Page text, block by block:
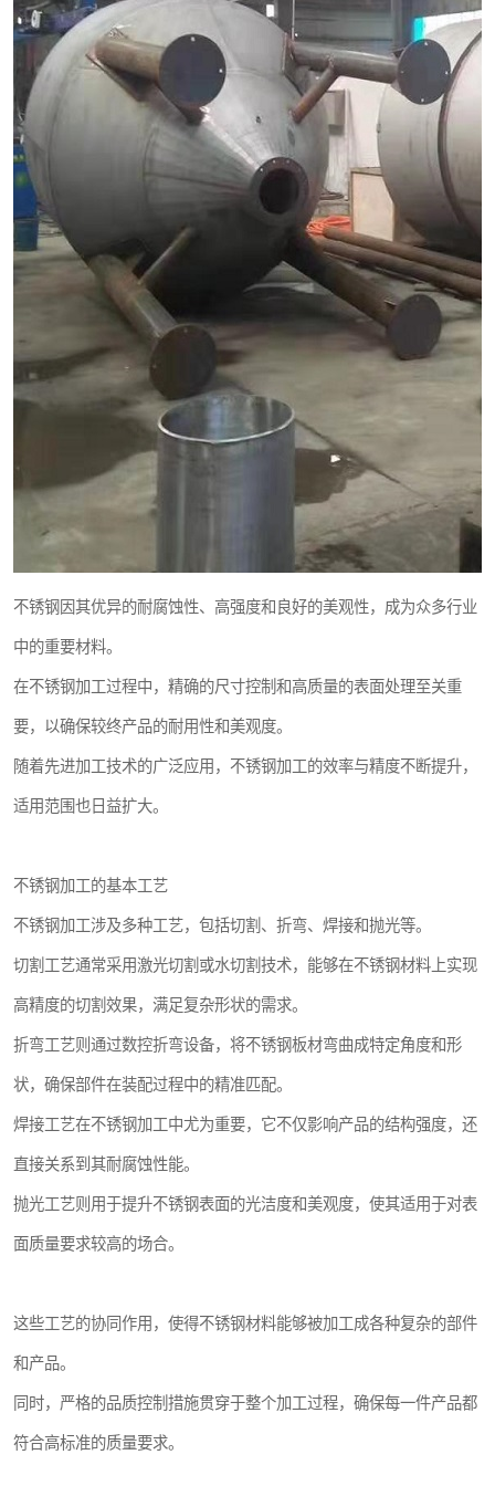
不锈钢因其优异的耐腐蚀性、高强度和良好的美观性，成为众多行业
中的重要材料。
在不锈钢加工过程中，精确的尺寸控制和高质量的表面处理至关重
要，以确保较终产品的耐用性和美观度。
随着先进加工技术的广泛应用，不锈钢加工的效率与精度不断提升，
适用范围也日益扩大。
不锈钢加工的基本工艺
不锈钢加工涉及多种工艺，包括切割、折弯、焊接和抛光等。
切割工艺通常采用激光切割或水切割技术，能够在不锈钢材料上实现
高精度的切割效果，满足复杂形状的需求。
折弯工艺则通过数控折弯设备，将不锈钢板材弯曲成特定角度和形
状，确保部件在装配过程中的精准匹配。
焊接工艺在不锈钢加工中尤为重要，它不仅影响产品的结构强度，还
直接关系到其耐腐蚀性能。
抛光工艺则用于提升不锈钢表面的光洁度和美观度，使其适用于对表
面质量要求较高的场合。
这些工艺的协同作用，使得不锈钢材料能够被加工成各种复杂的部件
和产品。
同时，严格的品质控制措施贯穿于整个加工过程，确保每一件产品都
符合高标准的质量要求。